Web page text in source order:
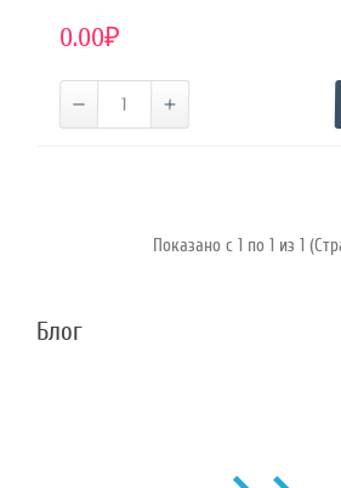
0.00₽
Показано с 1 по 1 из 1
Блог